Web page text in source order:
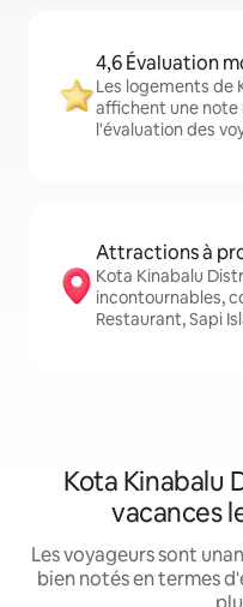
4,6 Évaluation
Les logements de
affichent une note
l'évaluation des
Attractions à
Kota Kinabalu
incontournables,
Restaurant, Sapi
Kota Kinabalu
vacances
Les voyageurs sont
bien notés en termes